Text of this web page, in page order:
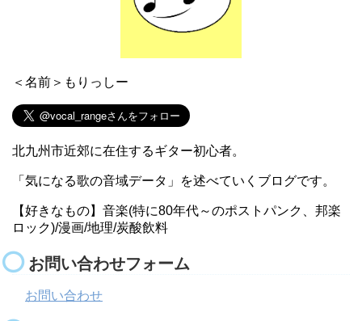
＜名前＞もりっしー
北九州市近郊に在住するギター初心者。
「気になる歌の音域データ」を述べていくブログです。
【好きなもの】音楽(特に80年代～のポストパンク、邦楽
ロック)/漫画/地理/炭酸飲料
お問い合わせフォーム
お問い合わせ